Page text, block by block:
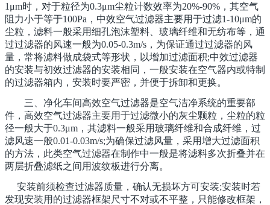
1μm时，对于粒径为0.3μm尘粒计数效率为20%-90%，其空气
阻力小于等于100Pa，中效空气过滤器主要用于过滤1-10μm的
尘粒，滤料一般采用细孔泡沫塑料、玻璃纤维和无纺布等，通
过过滤器的风速一般为0.05-0.3m/s，为保证通过过滤器的风
量，常将滤料做成袋式等形状，以增加过滤面积;中效过滤器
的安装与初效过滤器的安装相同，一般安装在空气器内或特制
的过滤器箱内，安装时要严密，并便于拆卸和更换。
三、净化车间高效空气过滤器是空气洁净系统的重要部
件，高效空气过滤器主要用于过滤微小的灰尘颗粒，尘粒的粒
径一般大于0.3μm，其滤料一般采用玻璃纤维和合成纤维，过
滤风速一般0.01-0.03m/s;为确保过滤风量，采用增大过滤面积
的方法，此类空气过滤器在制作中一般是将滤料多次折叠并在
两层折叠滤纸之间用波纹板进行分离。
安装前须检查过滤器质量，确认无损坏方可安装;安装时若
发现安装用的过滤器框架尺寸不对或不平整，只能修改框架，